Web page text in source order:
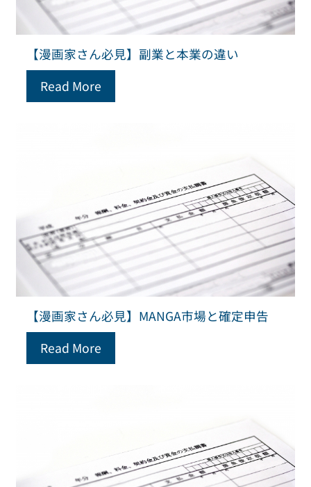
【漫画家さん必見】副業と本業の違い
Read More
【漫画家さん必見】MANGA市場と確定申告
Read More